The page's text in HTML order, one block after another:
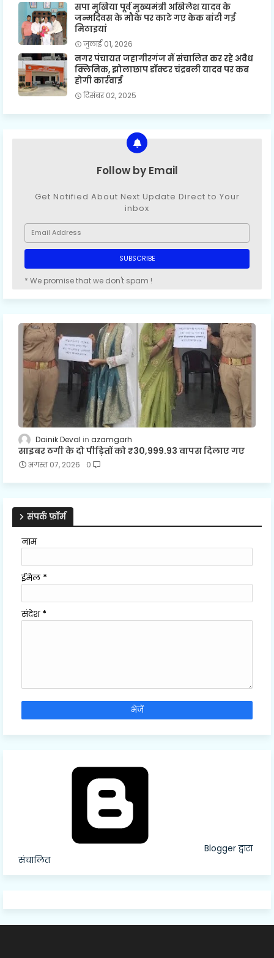
सपा मुखिया पूर्व मुख्यमंत्री अखिलेश यादव के
जन्मदिवस के मौके पर काटे गए केक बांटी गई
मिठाइयां
जुलाई 01, 2026
नगर पंचायत जहागीरगंज में संचालित कर रहे अवैध
क्लिनिक, झोलाछाप डॉक्टर चंद्रबली यादव पर कब
होगी कार्रवाई
दिसंबर 02, 2025
Follow by Email
Get Notified About Next Update Direct to Your
inbox
* We promise that we don't spam !
Dainik Deval azamgarh
साइबर ठगी के दो पीड़ितों को ₹30,999.93 वापस दिलाए गए
अगस्त 07, 2026 0
संपर्क फ़ॉर्म
नाम
ईमेल *
संदेश *
Blogger द्वारा
संचालित